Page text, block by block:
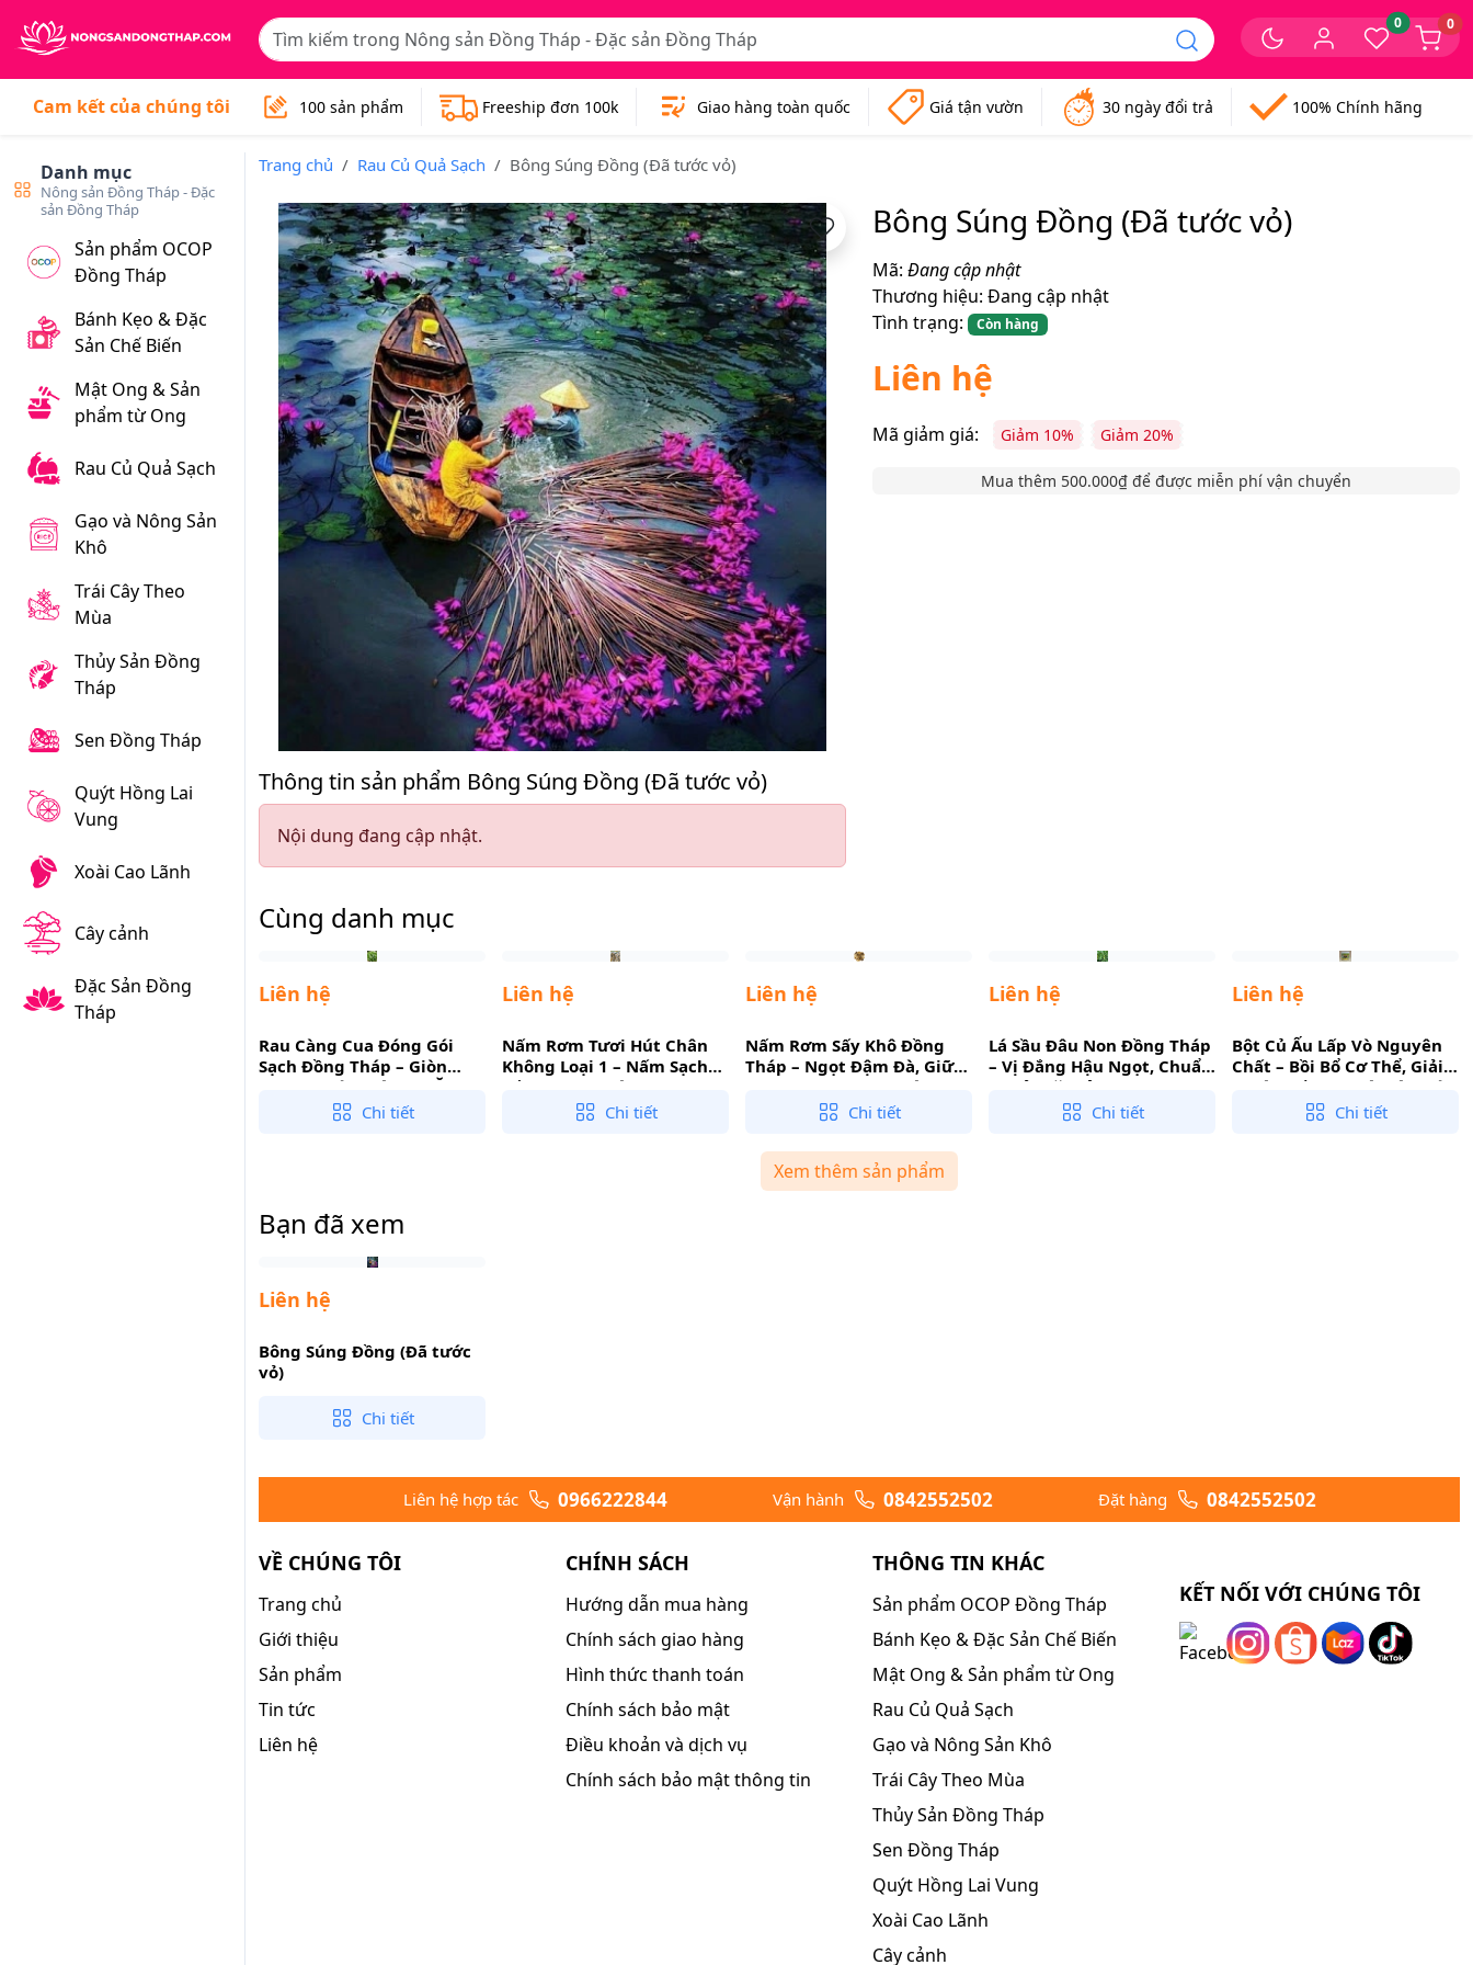
0 0
Cam kết của chúng tôi 100 sản phẩm Freeship đơn 100k Giao hàng toàn quốc Giá tận vườn 30 ngày đổi trả 100% Chính hãng
Danh mục
Nông sản Đồng Tháp - Đặc
sản Đồng Tháp
Sản phẩm OCOP
Đồng Tháp
Bánh Kẹo & Đặc
Sản Chế Biến
Mật Ong & Sản
phẩm từ Ong
Rau Củ Quả Sạch
Gạo và Nông Sản
Khô
Trái Cây Theo
Mùa
Thủy Sản Đồng
Tháp
Sen Đồng Tháp
Quýt Hồng Lai
Vung
Xoài Cao Lãnh
Cây cảnh
Đặc Sản Đồng
Tháp
Trang chủ Rau Củ Quả Sạch Bông Súng Đồng (Đã tước vỏ)
Bông Súng Đồng (Đã tước vỏ)
Mã: Đang cập nhật
Thương hiệu: Đang cập nhật
Tình trạng:
Còn hàng
Liên hệ
Mã giảm giá: Giảm 10% Giảm 20%
Mua thêm 500.000₫ để được miễn phí vận chuyển
Thông tin sản phẩm Bông Súng Đồng (Đã tước vỏ)
Nội dung đang cập nhật.
Cùng danh mục
Liên hệ
Rau Càng Cua Đóng Gói
Sạch Đồng Tháp – Giòn
Mọng Nước, Tiện Lợi Ăn
Chi tiết
Liên hệ
Nấm Rơm Tươi Hút Chân
Không Loại 1 – Nấm Sạch
Trồng Rơm, Tiện Lợi Cho
Chi tiết
Liên hệ
Nấm Rơm Sấy Khô Đồng
Tháp – Ngọt Đậm Đà, Giữ
Trọn Dinh Dưỡng, Tiện Lợi
Chi tiết
Liên hệ
Lá Sầu Đâu Non Đồng Tháp
– Vị Đắng Hậu Ngọt, Chuẩn
Vị Gỏi Đặc Sản
Chi tiết
Liên hệ
Bột Củ Ấu Lấp Vò Nguyên
Chất – Bồi Bổ Cơ Thể, Giải
Nhiệt, Tốt Cho Hệ Tiêu Hóa
Chi tiết
Xem thêm sản phẩm
Bạn đã xem
Liên hệ
Bông Súng Đồng (Đã tước
vỏ)
Chi tiết
Liên hệ hợp tác 0966222844 Vận hành 0842552502 Đặt hàng 0842552502
VỀ CHÚNG TÔI
Trang chủ
Giới thiệu
Sản phẩm
Tin tức
Liên hệ
CHÍNH SÁCH
Hướng dẫn mua hàng
Chính sách giao hàng
Hình thức thanh toán
Chính sách bảo mật
Điều khoản và dịch vụ
Chính sách bảo mật thông tin
THÔNG TIN KHÁC
Sản phẩm OCOP Đồng Tháp
Bánh Kẹo & Đặc Sản Chế Biến
Mật Ong & Sản phẩm từ Ong
Rau Củ Quả Sạch
Gạo và Nông Sản Khô
Trái Cây Theo Mùa
Thủy Sản Đồng Tháp
Sen Đồng Tháp
Quýt Hồng Lai Vung
Xoài Cao Lãnh
Cây cảnh
KẾT NỐI VỚI CHÚNG TÔI